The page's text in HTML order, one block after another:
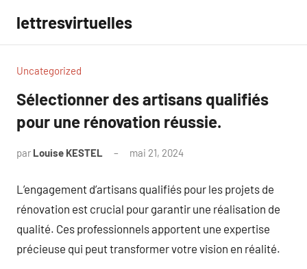
contenu
lettresvirtuelles
Uncategorized
Sélectionner des artisans qualifiés
pour une rénovation réussie.
par Louise KESTEL mai 21, 2024
L’engagement d’artisans qualifiés pour les projets de
rénovation est crucial pour garantir une réalisation de
qualité. Ces professionnels apportent une expertise
précieuse qui peut transformer votre vision en réalité.